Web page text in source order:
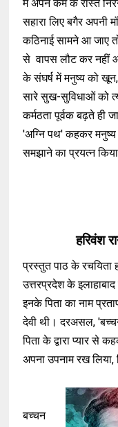
में अपने कर्म के रास्ते
सहारा लिए बगैर अपनी
कठिनाई सामने आ जाए
से वापस लौट कर नहीं
के संघर्ष में मनुष्य को
सारे सुख-सुविधाओं को
कर्मठता पूर्वक बढ़ते ही
'अग्नि पथ' कहकर मनुष्य
समझाने का प्रयत्न किया
हरिवंश
प्रस्तुत पाठ के रचयिता
उत्तरप्रदेश के
इनके पिता का नाम
देवी थी। दरअसल,
पिता के द्वारा प्यार से
अपना उपनाम रख
बच्चन